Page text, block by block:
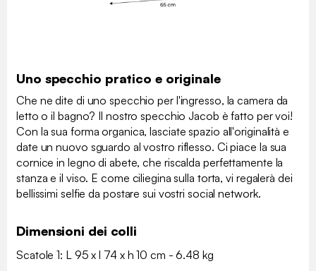
Uno specchio pratico e originale
Che ne dite di uno specchio per l'ingresso, la camera da
letto o il bagno? Il nostro specchio Jacob è fatto per voi!
Con la sua forma organica, lasciate spazio all'originalità e
date un nuovo sguardo al vostro riflesso. Ci piace la sua
cornice in legno di abete, che riscalda perfettamente la
stanza e il viso. E come ciliegina sulla torta, vi regalerà dei
bellissimi selfie da postare sui vostri social network.
Dimensioni dei colli
Scatole 1: L 95 x l 74 x h 10 cm - 6.48 kg